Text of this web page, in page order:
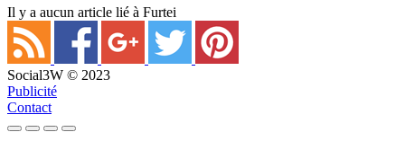
Il y a aucun article lié à Furtei
Social3W © 2023
Publicité
Contact